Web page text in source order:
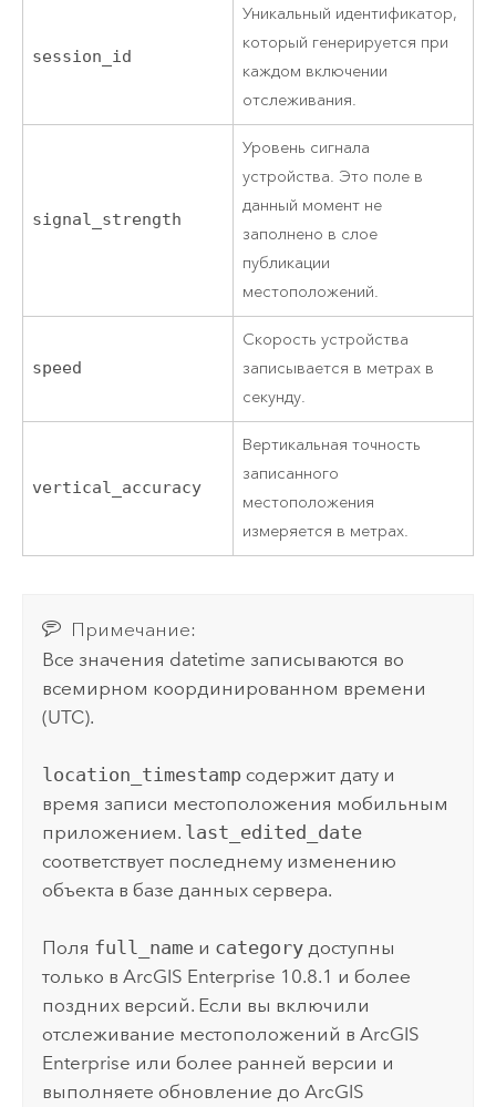
session_id
Уникальный идентификатор,
который генерируется при
каждом включении
отслеживания.
signal_strength
Уровень сигнала
устройства. Это поле в
данный момент не
заполнено в слое
публикации
местоположений.
speed
Скорость устройства
записывается в метрах в
секунду.
vertical_accuracy
Вертикальная точность
записанного
местоположения
измеряется в метрах.
Примечание:
Все значения datetime записываются во
всемирном координированном времени
(UTC).
location_timestamp содержит дату и
время записи местоположения мобильным
приложением. last_edited_date
соответствует последнему изменению
объекта в базе данных сервера.
Поля full_name и category доступны
только вArcGIS Enterprise 10.8.1 и более
поздних версий. Если вы включили
отслеживание местоположений вArcGIS
Enterprise или более ранней версии и
выполняете обновление доArcGIS